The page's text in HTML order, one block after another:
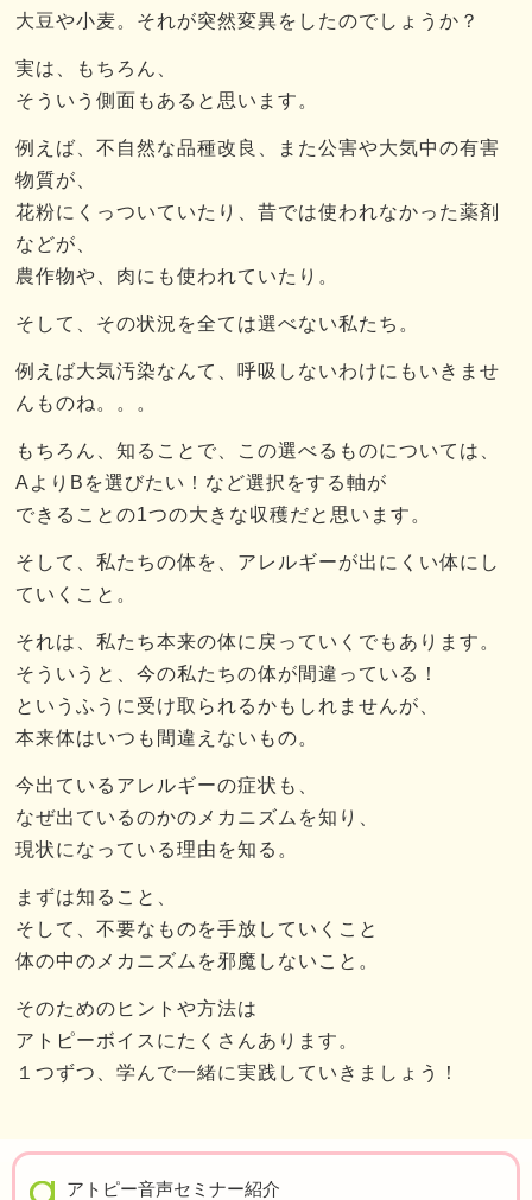
大豆や小麦。それが突然変異をしたのでしょうか？
実は、もちろん、
そういう側面もあると思います。
例えば、不自然な品種改良、また公害や大気中の有害
物質が、
花粉にくっついていたり、昔では使われなかった薬剤
などが、
農作物や、肉にも使われていたり。
そして、その状況を全ては選べない私たち。
例えば大気汚染なんて、呼吸しないわけにもいきませ
んものね。。。
もちろん、知ることで、この選べるものについては、
AよりBを選びたい！など選択をする軸が
できることの1つの大きな収穫だと思います。
そして、私たちの体を、アレルギーが出にくい体にし
ていくこと。
それは、私たち本来の体に戻っていくでもあります。
そういうと、今の私たちの体が間違っている！
というふうに受け取られるかもしれませんが、
本来体はいつも間違えないもの。
今出ているアレルギーの症状も、
なぜ出ているのかのメカニズムを知り、
現状になっている理由を知る。
まずは知ること、
そして、不要なものを手放していくこと
体の中のメカニズムを邪魔しないこと。
そのためのヒントや方法は
アトピーボイスにたくさんあります。
１つずつ、学んで一緒に実践していきましょう！
アトピー音声セミナー紹介